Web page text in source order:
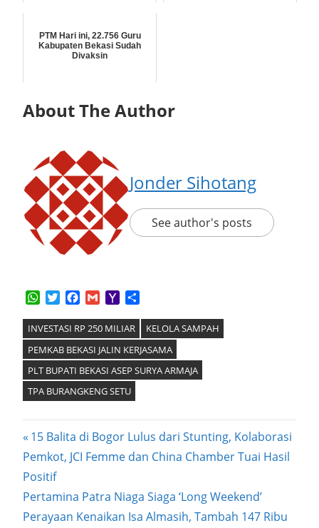
PTM Hari ini, 22.756 Guru
Kabupaten Bekasi Sudah
Divaksin
About The Author
Jonder Sihotang
See author's posts
WhatsApp
TwitterFacebook
GmailYahoo
INVESTASI RP 250 MILIAR
KELOLA SAMPAH
PEMKAB BEKASI JALIN KERJASAMA
PLT BUPATI BEKASI ASEP SURYA ARMAJA
TPA BURANGKENG SETU
Post
navigation
Previous
Post:
15 Balita di Bogor Lulus dari Stunting, Kolaborasi
Pemkot, JCI Femme dan China Chamber Tuai Hasil
Positif
Next
Post:
Pertamina Patra Niaga Siaga ‘Long Weekend’
Perayaan Kenaikan Isa Almasih, Tambah 147 Ribu